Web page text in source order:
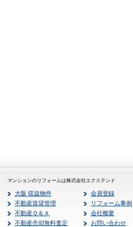
マンションのリフォームは株式会社エクステンド
大阪 収益物件
会員登録
不動産賃貸管理
リフォーム事例
不動産Ｑ＆Ａ
会社概要
不動産売却無料査定
お問い合わせ